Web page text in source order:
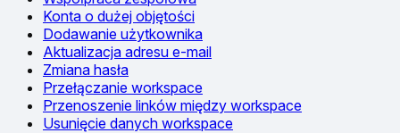
Konta o dużej objętości
Dodawanie użytkownika
Aktualizacja adresu e-mail
Zmiana hasła
Przełączanie workspace
Przenoszenie linków między workspace
Usunięcie danych workspace